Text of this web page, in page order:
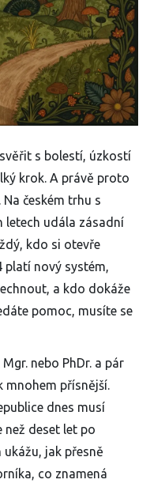
s bolestí, úzkostí
krok. A právě proto
českém trhu s
letech udála zásadní
kdo si otevře
platí nový systém,
a kdo dokáže
pomoc, musíte se
nebo PhDr. a pár
mnohem přísnější.
dnes musí
deset let po
jak přesně
co znamená